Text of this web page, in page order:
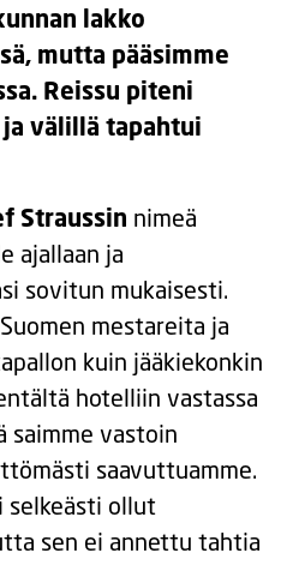
lakko
mutta pääsimme
Reissu piteni
välillä tapahtui
Straussin nimeä
ajallaan ja
sovitun mukaisesti.
mestareita ja
kuin jääkiekonkin
hotelliin vastassa
saimme vastoin
saavuttuamme.
selkeästi ollut
sen ei annettu tahtia